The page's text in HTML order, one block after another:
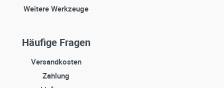
Weitere Werkzeuge
Häufige Fragen
Versandkosten
Zahlung